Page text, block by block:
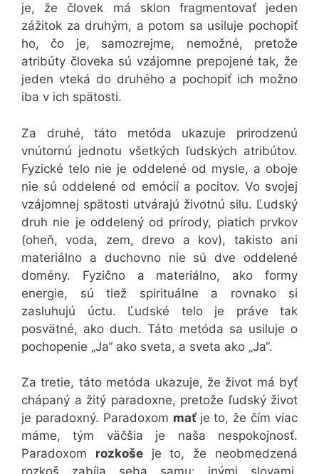
je, že človek má sklon fragmentovať jeden
zážitok za druhým, a potom sa usiluje pochopiť
ho, čo je, samozrejme, nemožné, pretože
atribúty človeka sú vzájomne prepojené tak, že
jeden vteká do druhého a pochopiť ich možno
iba v ich spätosti.
Za druhé, táto metóda ukazuje prirodzenú
vnútornú jednotu všetkých ľudských atribútov.
Fyzické telo nie je oddelené od mysle, a oboje
nie sú oddelené od emócií a pocitov. Vo svojej
vzájomnej spätosti utvárajú životnú silu. Ľudský
druh nie je oddelený od prírody, piatich prvkov
(oheň, voda, zem, drevo a kov), takisto ani
materiálno a duchovno nie sú dve oddelené
domény. Fyzično a materiálno, ako formy
energie, sú tiež spirituálne a rovnako si
zasluhujú úctu. Ľudské telo je práve tak
posvätné, ako duch. Táto metóda sa usiluje o
pochopenie „Ja“ ako sveta, a sveta ako „Ja“.
Za tretie, táto metóda ukazuje, že život má byť
chápaný a žitý paradoxne, pretože ľudský život
je paradoxný. Paradoxom mať je to, že čím viac
máme, tým väčšia je naša nespokojnosť.
Paradoxom rozkošeje to, že neobmedzená